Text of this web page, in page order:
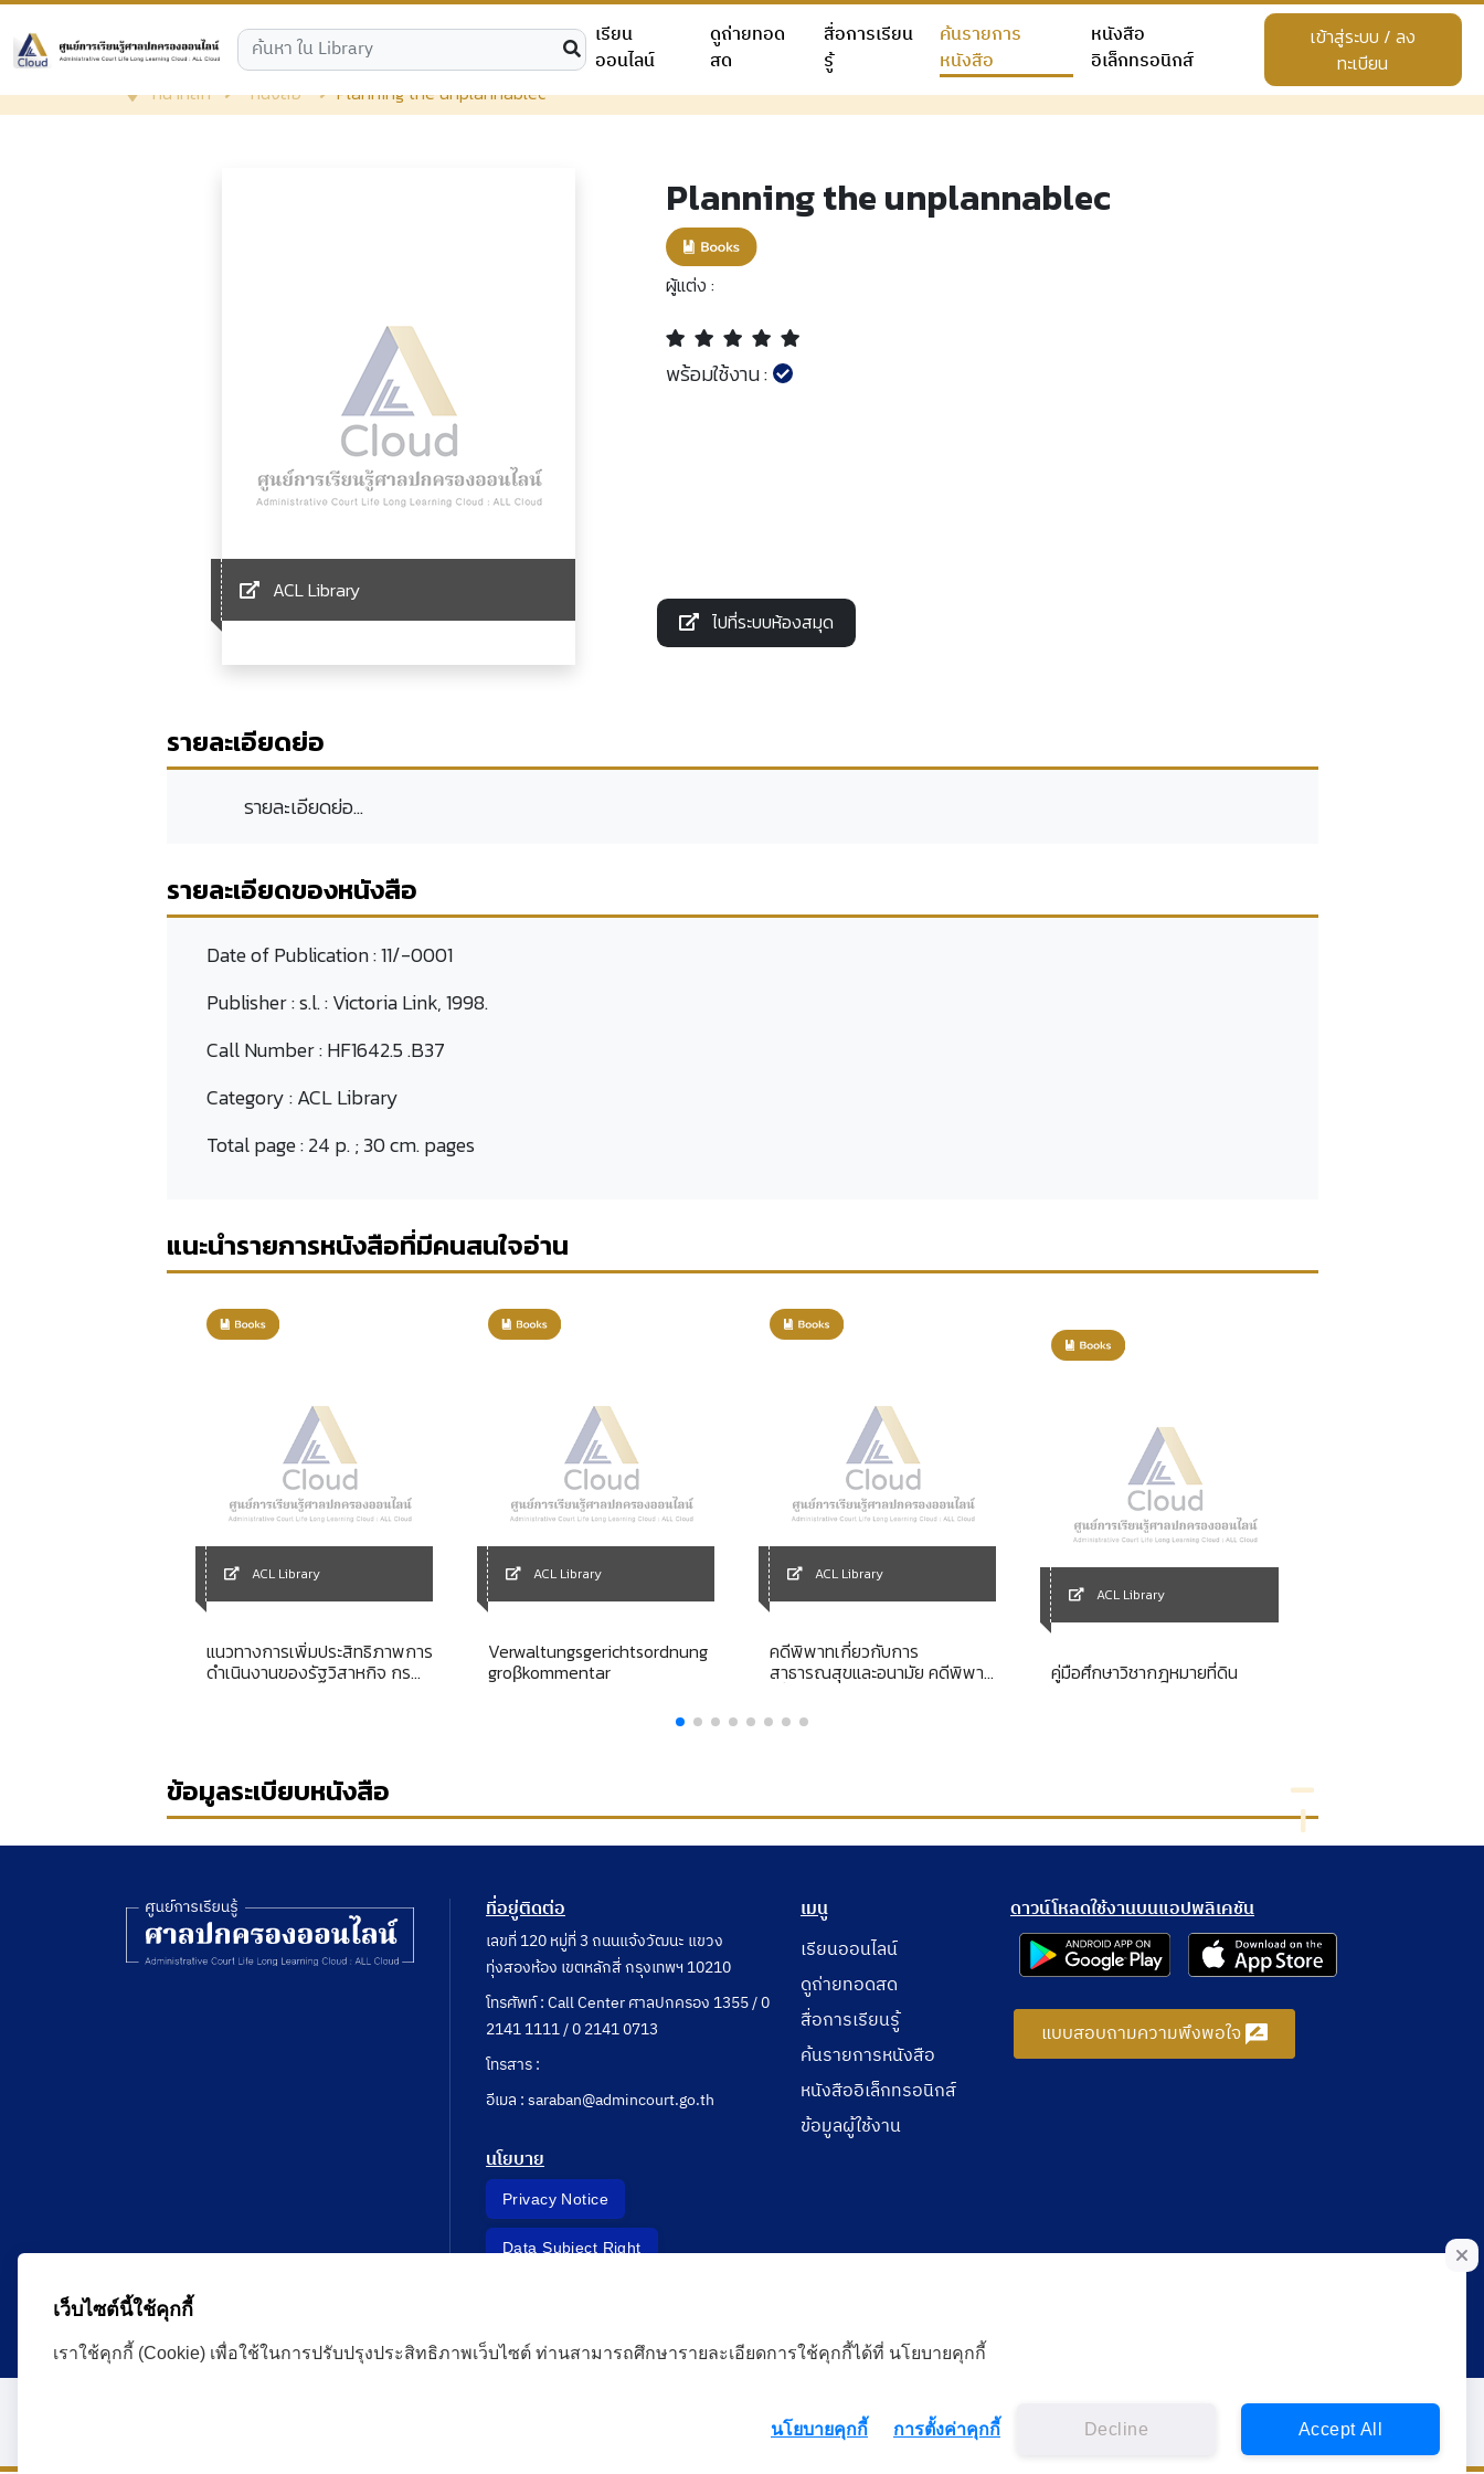
เรียน
ออนไลน์
ดูถ่ายทอด
สด
สื่อการเรียน
รู้
ค้นรายการ
หนังสือ
หนังสือ
อิเล็กทรอนิกส์
เข้าสู่ระบบ / ลง
ทะเบียน
หน้าหลัก
หนังสือ Planning the unplannablec
ACL Library
Planning the unplannablec
ผู้แต่ง :
พร้อมใช้งาน :
ไปที่ระบบห้องสมุด
รายละเอียดย่อ
รายละเอียดย่อ...
รายละเอียดของหนังสือ
Date of Publication :11/-0001
Publisher :s.l. : Victoria Link, 1998.
Call Number :HF1642.5 .B37
Category :ACL Library
Total page :24 p. ; 30 cm. pages
แนะนำรายการหนังสือที่มีคนสนใจอ่าน
ACL Library
แนวทางการเพิ่มประสิทธิภาพการ
ดำเนินงานของรัฐวิสาหกิจ กรณี
ACL Library
Verwaltungsgerichtsordnung
groβkommentar
ACL Library
คดีพิพาทเกี่ยวกับการ
สาธารณสุขและอนามัย คดีพิพาท
และคดีพิพาทเกี่ยวกับสิ่งแวดล้อม
ACL Library
คู่มือศึกษาวิชากฎหมายที่ดิน
ข้อมูลระเบียบหนังสือ
ที่อยู่ติดต่อ
เลขที่ 120 หมู่ที่ 3 ถนนแจ้งวัฒนะ แขวง
ทุ่งสองห้อง เขตหลักสี่ กรุงเทพฯ 10210
โทรศัพท์ : Call Center ศาลปกครอง 1355 / 0
2141 1111 / 0 2141 0713
โทรสาร :
อีเมล : saraban@admincourt.go.th
นโยบาย
Privacy Notice
Data Subject Right
เมนู
เรียนออนไลน์
ดูถ่ายทอดสด
สื่อการเรียนรู้
ค้นรายการหนังสือ
หนังสืออิเล็กทรอนิกส์
ข้อมูลผู้ใช้งาน
ดาวน์โหลดใช้งานบนแอปพลิเคชัน
แบบสอบถามความพึงพอใจ
เว็บไซต์นี้ใช้คุกกี้
เราใช้คุกกี้ (Cookie) เพื่อใช้ในการปรับปรุงประสิทธิภาพเว็บไซต์ ท่านสามารถศึกษารายละเอียดการใช้คุกกี้ได้ที่ นโยบายคุกกี้
นโยบายคุกกี้ การตั้งค่าคุกกี้ Decline Accept All